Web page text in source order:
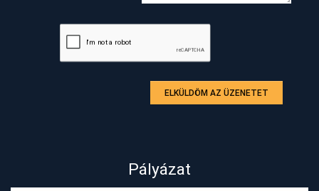
ELKÜLDÖM AZ ÜZENETET
Pályázat